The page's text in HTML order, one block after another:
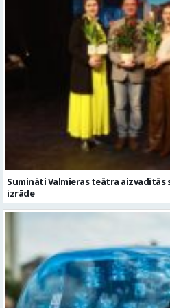
Sumināti Valmieras teātra aizvadītās
izrāde